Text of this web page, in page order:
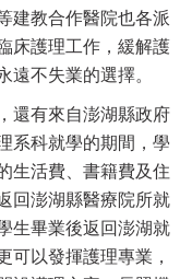
建教合作醫院也各派
床護理工作，緩解護
遠不失業的選擇。
還有來自澎湖縣政府
系科就學的期間，學
生活費、書籍費及住
回澎湖縣醫療院所就
生畢業後返回澎湖就
可以發揮護理專業，